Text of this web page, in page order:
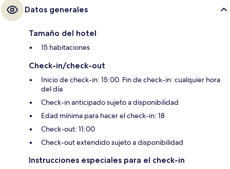
Datos generales
Tamaño del hotel
15 habitaciones
Check-in/check-out
Inicio de check-in: 15:00. Fin de check-in: cualquier hora
del día
Check-in anticipado sujeto a disponibilidad
Edad mínima para hacer el check-in: 18
Check-out: 11:00
Check-out extendido sujeto a disponibilidad
Instrucciones especiales para el check-in